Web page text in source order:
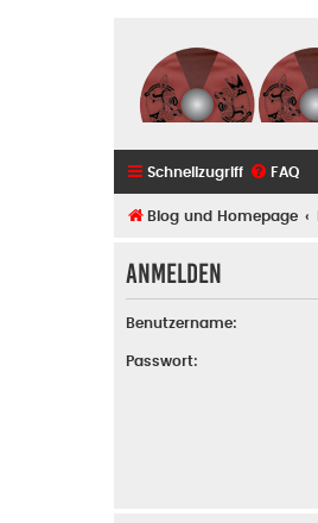
Schnellzugriff FAQ
Blog und Homepage
Anmelden
Benutzername:
Passwort: